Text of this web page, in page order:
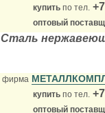
купить по тел.
оптовый
Сталь
фирма
купить по тел.
оптовый